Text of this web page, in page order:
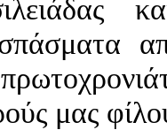
μας